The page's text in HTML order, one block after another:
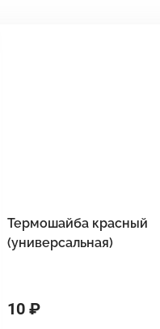
Термошайба красный
(универсальная)
10 ₽